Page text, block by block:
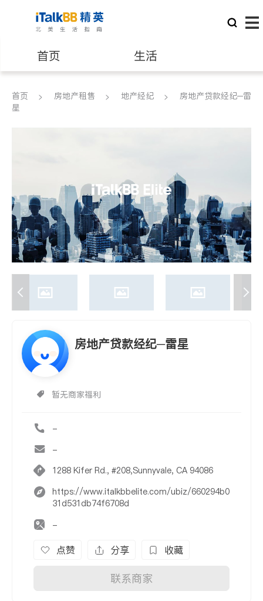
首页 生活
医生 律师
养老 非盈利组织
首页 房地产租售 地产经纪
房地产贷款经纪─雷
星
房地产贷款经纪─雷星
暂无商家福利
-
-
1288 Kifer Rd., #208,Sunnyvale, CA 94086
https://www.italkbbelite.com/ubiz/660294b0
31d531db74f6708d
-
点赞 分享 收藏
联系商家